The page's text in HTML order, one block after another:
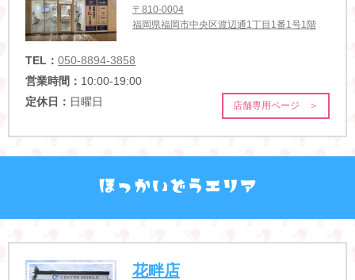
〒810-0004
福岡県福岡市中央区渡辺通1丁目1番1号1階
TEL： 050-8894-3858
営業時間： 10:00-19:00
定休日： 日曜日 店舗専用ページ ＞
花畔店